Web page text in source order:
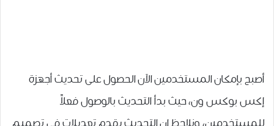
أصبح بإمكان المستخدمين الآن الحصول على ﺗﺤﺪﻳﺚ ﺃﺟﻬﺰﺓ
ﺇﻛﺲ ﺑﻮﻛﺲ ﻭﻥ، حيث بدأ التحديث ﺑﺎﻟﻮﺻﻮﻝ فعلاً